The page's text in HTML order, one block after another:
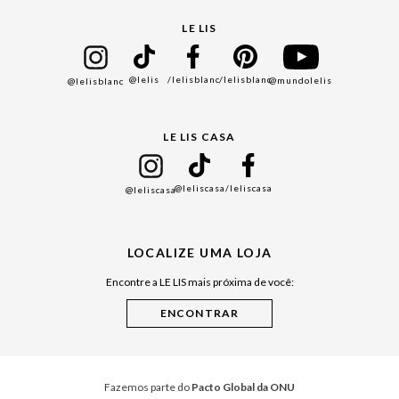
Black Friday
Cuidados Casa
LE LIS
@lelisblanc @lelis /lelisblanc/lelisblanc@mundolelis
LE LIS CASA
@leliscasa@leliscasa/leliscasa
LOCALIZE UMA LOJA
Encontre a LE LIS mais próxima de você:
Fazemos parte do Pacto Global da ONU